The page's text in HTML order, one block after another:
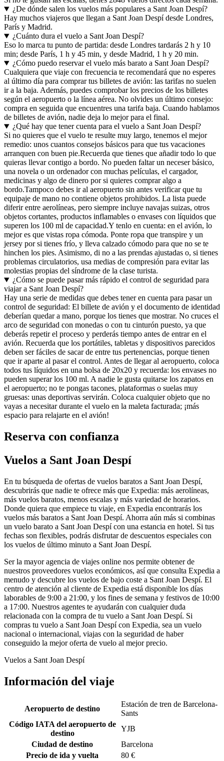
¿De dónde salen los vuelos más populares a Sant Joan Despí?
Hay muchos viajeros que llegan a Sant Joan Despí desde Londres,
París y Madrid.
¿Cuánto dura el vuelo a Sant Joan Despí?
Eso lo marca tu punto de partida: desde Londres tardarás 2 h y 10
min; desde París, 1 h y 45 min, y desde Madrid, 1 h y 20 min.
¿Cómo puedo reservar el vuelo más barato a Sant Joan Despí?
Cualquiera que viaje con frecuencia te recomendará que no esperes
al último día para comprar tus billetes de avión: las tarifas no suelen
ir a la baja. Además, puedes comprobar los precios de los billetes
según el aeropuerto o la línea aérea. No olvides un último consejo:
compra en seguida que encuentres una tarifa baja. Cuando hablamos
de billetes de avión, nadie deja lo mejor para el final.
¿Qué hay que tener cuenta para el vuelo a Sant Joan Despí?
Si no quieres que el vuelo te resulte muy largo, tenemos el mejor
remedio: unos cuantos consejos básicos para que tus vacaciones
arranquen con buen pie.Recuerda que tienes que añadir todo lo que
quieras llevar contigo a bordo. No pueden faltar un neceser básico,
una novela o un ordenador con muchas películas, el cargador,
medicinas y algo de dinero por si quieres comprar algo a
bordo.Tampoco debes ir al aeropuerto sin antes verificar que tu
equipaje de mano no contiene objetos prohibidos. La lista puede
diferir entre aerolíneas, pero siempre incluye navajas suizas, otros
objetos cortantes, productos inflamables o envases con líquidos que
superen los 100 ml de capacidad.Y tenlo en cuenta: en el avión, lo
mejor es que vistas ropa cómoda. Ponte ropa que transpire y un
jersey por si tienes frío, y lleva calzado cómodo para que no se te
hinchen los pies. Asimismo, di no a las prendas ajustadas o, si tienes
problemas circulatorios, usa medias de compresión para evitar las
molestias propias del síndrome de la clase turista.
¿Cómo se puede pasar más rápido el control de seguridad para
viajar a Sant Joan Despí?
Hay una serie de medidas que debes tener en cuenta para pasar un
control de seguridad: El billete de avión y el documento de identidad
deberían quedar a mano, porque los tienes que mostrar. No cruces el
arco de seguridad con monedas o con tu cinturón puesto, ya que
deberás repetir el proceso y perderás tiempo antes de entrar en el
avión. Recuerda que los portátiles, tabletas y dispositivos parecidos
deben ser fáciles de sacar de entre tus pertenencias, porque tienen
que ir aparte al pasar el control. Antes de llegar al aeropuerto, coloca
todos tus líquidos en una bolsa de 20x20 y recuerda: los envases no
pueden superar los 100 ml. A nadie le gusta quitarse los zapatos en
el aeropuerto; no te pongas tacones, plataformas o suelas muy
gruesas: unas deportivas servirán. Coloca cualquier objeto que no
vayas a necesitar durante el vuelo en la maleta facturada; ¡más
espacio para relajarte en el avión!
Reserva con confianza
Vuelos a Sant Joan Despí
En tu búsqueda de ofertas de vuelos baratos a Sant Joan Despí,
descubrirás que nadie te ofrece más que Expedia: más aerolíneas,
más vuelos baratos, menos escalas y más variedad de horarios.
Donde quiera que empiece tu viaje, en Expedia encontrarás los
vuelos más baratos a Sant Joan Despí. Ahorra aún más si combinas
un vuelo barato a Sant Joan Despí con una estancia en hotel. Si tus
fechas son flexibles, podrás disfrutar de descuentos especiales con
los vuelos de último minuto a Sant Joan Despí.
Ser la mayor agencia de viajes online nos permite obtener de
nuestros proveedores vuelos económicos, así que consulta Expedia a
menudo y descubre los vuelos de bajo coste a Sant Joan Despí. El
centro de atención al cliente de Expedia está disponible los días
laborables de 9:00 a 21:00, y los fines de semana y festivos de 10:00
a 17:00. Nuestros agentes te ayudarán con cualquier duda
relacionada con la compra de tu vuelo a Sant Joan Despí. Si
compras tu vuelo a Sant Joan Despí con Expedia, sea un vuelo
nacional o internacional, viajas con la seguridad de haber
conseguido la mejor oferta de vuelo al mejor precio.
Vuelos a Sant Joan Despí
Información del viaje
Aeropuerto de destino
Estación de tren de Barcelona-
Sants
Código IATA del aeropuerto de
destino
YJB
Ciudad de destino
Barcelona
Precio de ida y vuelta
80 €